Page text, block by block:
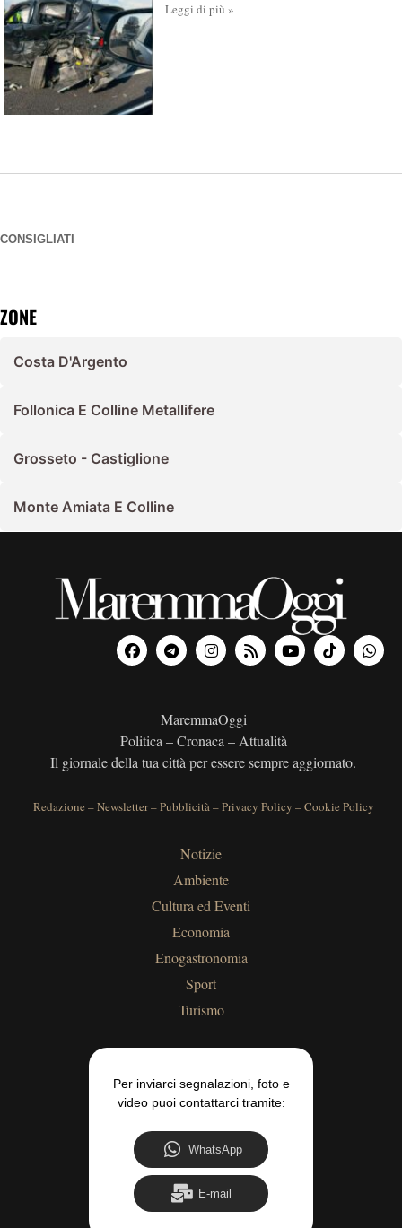
Leggi di più »
CONSIGLIATI
ZONE
Costa D'Argento
Follonica E Colline Metallifere
Grosseto - Castiglione
Monte Amiata E Colline
MaremmaOggi
Politica – Cronaca – Attualità
Il giornale della tua città per essere sempre aggiornato.
Redazione –Newsletter–Pubblicità–Privacy Policy –Cookie Policy
Notizie
Ambiente
Cultura ed Eventi
Economia
Enogastronomia
Sport
Turismo
Per inviarci segnalazioni, foto e
video puoi contattarci tramite:
WhatsApp
E-mail